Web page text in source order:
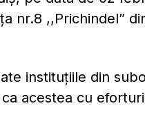
nr.8 ,,Prichindel”
instituţiile din
acestea cu